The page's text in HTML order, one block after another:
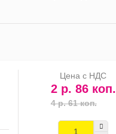
Цена с НДС
2 р. 86 коп.
4 р. 61 коп.